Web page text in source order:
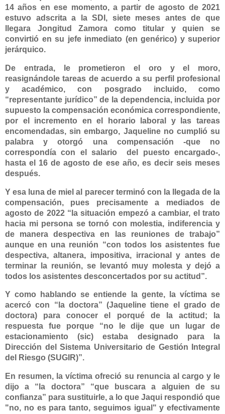
14 años en ese momento, a partir de agosto de 2021
estuvo adscrita a la SDI, siete meses antes de que
llegara Jongitud Zamora como titular y quien se
convirtió en su jefe inmediato (en genérico) y superior
jerárquico.
De entrada, le prometieron el oro y el moro,
reasignándole tareas de acuerdo a su perfil profesional
y académico, con posgrado incluido, como
“representante jurídico” de la dependencia, incluida por
supuesto la compensación económica correspondiente,
por el incremento en el horario laboral y las tareas
encomendadas, sin embargo, Jaqueline no cumplió su
palabra y otorgó una compensación -que no
correspondía con el salario
del puesto encargado-,
hasta el 16 de agosto de ese año, es decir seis meses
después.
Y esa luna de miel al parecer terminó con la llegada de la
compensación, pues precisamente a mediados de
agosto de 2022 “la situación empezó a cambiar, el trato
hacia mi persona se tornó con molestia, indiferencia y
de manera despectiva en las reuniones de trabajo”
aunque en una reunión “con todos los asistentes fue
despectiva, altanera, impositiva, irracional y antes de
terminar la reunión, se levantó muy molesta y dejó a
todos los asistentes desconcertados por su actitud”.
Y como hablando se entiende la gente, la víctima se
acercó con “la doctora” (Jaqueline tiene el grado de
doctora) para conocer el porqué de la actitud; la
respuesta fue porque “no le dije que un lugar de
estacionamiento (sic) estaba designado para la
Dirección del Sistema Universitario de Gestión Integral
del Riesgo (SUGIR)”.
En resumen, la víctima ofreció su renuncia al cargo y le
dijo a “la doctora” “que buscara a alguien de su
confianza” para sustituirle, a lo que Jaqui respondió que
"no, no es para tanto, seguimos igual" y efectivamente